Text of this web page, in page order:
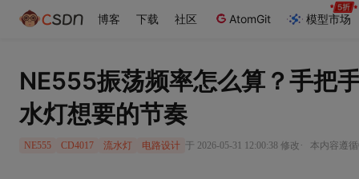
博客 下载 社区 AtomGit 模型市场
NE555振荡频率怎么算？手把
水灯想要的节奏
NE555 CD4017 流水灯 电路设计 于 2026-05-31 12:00:38 修改 · 本内容遵